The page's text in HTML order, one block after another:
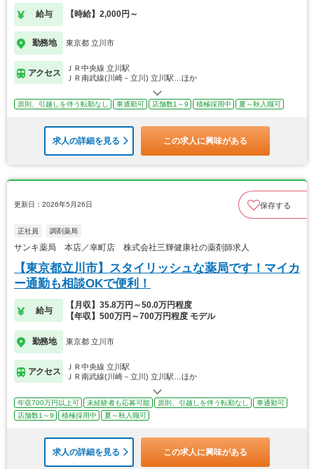
給与 【時給】2,000円～
勤務地 東京都 立川市
アクセス
ＪＲ中央線 立川駅
ＪＲ南武線(川崎－立川) 立川駅…ほか
原則、引越しを伴う転勤なし 車通勤可 店舗数1～9 積極採用中 夏～秋入職可
求人の詳細を見る この求人に興味がある
更新日：2026年5月26日 保存する
正社員 調剤薬局
サンキ薬局 本店／幸町店 株式会社三輝健康社の薬剤師求人
【東京都立川市】スタイリッシュな薬局です！マイカ
ー通勤も相談OKで便利！
給与
【月収】35.8万円～50.0万円程度
【年収】500万円～700万円程度 モデル
勤務地 東京都 立川市
アクセス
ＪＲ中央線 立川駅
ＪＲ南武線(川崎－立川) 立川駅…ほか
年収700万円以上可 未経験者も応募可能 原則、引越しを伴う転勤なし
車通勤可
店舗数1～9
積極採用中 夏～秋入職可
求人の詳細を見る この求人に興味がある